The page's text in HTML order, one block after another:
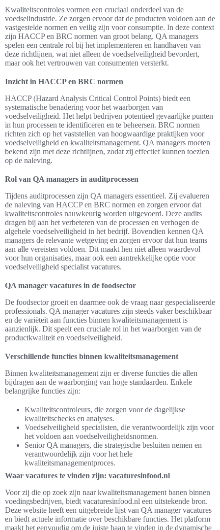
Kwaliteitscontroles vormen een cruciaal onderdeel van de
voedselindustrie. Ze zorgen ervoor dat de producten voldoen aan de
vastgestelde normen en veilig zijn voor consumptie. In deze context
zijn HACCP en BRC normen van groot belang. QA managers
spelen een centrale rol bij het implementeren en handhaven van
deze richtlijnen, wat niet alleen de voedselveiligheid bevordert,
maar ook het vertrouwen van consumenten versterkt.
Inzicht in HACCP en BRC normen
HACCP (Hazard Analysis Critical Control Points) biedt een
systematische benadering voor het waarborgen van
voedselveiligheid. Het helpt bedrijven potentieel gevaarlijke punten
in hun processen te identificeren en te beheersen. BRC normen
richten zich op het vaststellen van hoogwaardige praktijken voor
voedselveiligheid en kwaliteitsmanagement. QA managers moeten
bekend zijn met deze richtlijnen, zodat zij effectief kunnen toezien
op de naleving.
Rol van QA managers in auditprocessen
Tijdens auditprocessen zijn QA managers essentieel. Zij evalueren
de naleving van HACCP en BRC normen en zorgen ervoor dat
kwaliteitscontroles nauwkeurig worden uitgevoerd. Deze audits
dragen bij aan het verbeteren van de processen en verhogen de
algehele voedselveiligheid in het bedrijf. Bovendien kennen QA
managers de relevante wetgeving en zorgen ervoor dat hun teams
aan alle vereisten voldoen. Dit maakt hen niet alleen waardevol
voor hun organisaties, maar ook een aantrekkelijke optie voor
voedselveiligheid specialist vacatures.
QA manager vacatures in de foodsector
De foodsector groeit en daarmee ook de vraag naar gespecialiseerde
professionals. QA manager vacatures zijn steeds vaker beschikbaar
en de variëteit aan functies binnen kwaliteitsmanagement is
aanzienlijk. Dit speelt een cruciale rol in het waarborgen van de
productkwaliteit en voedselveiligheid.
Verschillende functies binnen kwaliteitsmanagement
Binnen kwaliteitsmanagement zijn er diverse functies die allen
bijdragen aan de waarborging van hoge standaarden. Enkele
belangrijke functies zijn:
Kwaliteitscontroleurs, die zorgen voor de dagelijkse
kwaliteitschecks en analyses.
Voedselveiligheid specialisten, die verantwoordelijk zijn voor
het voldoen aan voedselveiligheidsnormen.
Senior QA managers, die strategische besluiten nemen en
verantwoordelijk zijn voor het hele
kwaliteitsmanagementproces.
Waar vacatures te vinden zijn: vacaturesinfood.nl
Voor zij die op zoek zijn naar kwaliteitsmanagement banen binnen
voedingsbedrijven, biedt vacaturesinfood.nl een uitstekende bron.
Deze website heeft een uitgebreide lijst van QA manager vacatures
en biedt actuele informatie over beschikbare functies. Het platform
maakt het eenvoudig om de juiste baan te vinden in de dynamische